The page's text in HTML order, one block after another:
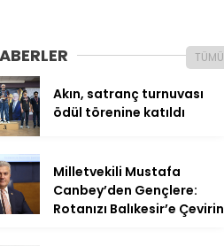
TÜMÜ
Akın, satranç turnuvası
ödül törenine katıldı
Milletvekili Mustafa
Canbey’den Gençlere:
Rotanızı Balıkesir’e Çevirin